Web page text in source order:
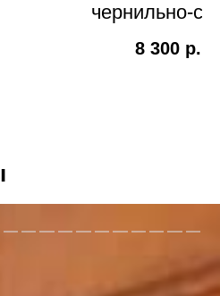
чернильно-
хлопок
8 300 р.